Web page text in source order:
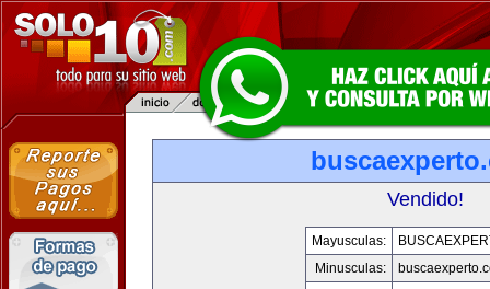
Vendido!
Mayusculas:
Minusculas: